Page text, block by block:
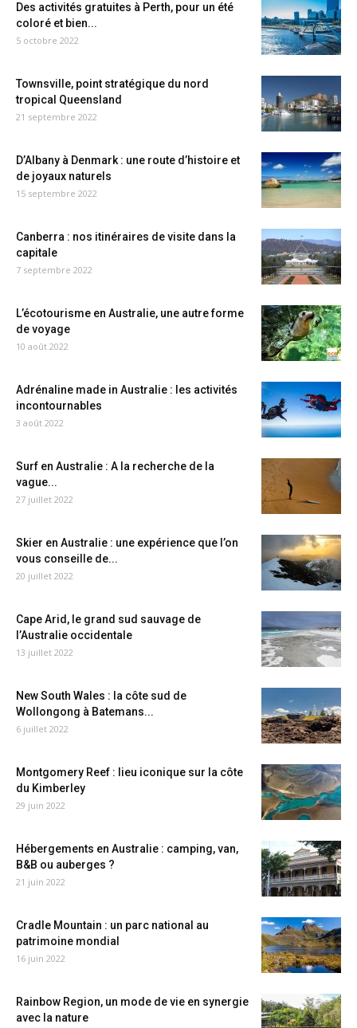
Des activités gratuites à Perth, pour un été
coloré et bien...
5 octobre 2022
Townsville, point stratégique du nord
tropical Queensland
21 septembre 2022
D’Albany à Denmark : une route d’histoire et
de joyaux naturels
15 septembre 2022
Canberra : nos itinéraires de visite dans la
capitale
7 septembre 2022
L’écotourisme en Australie, une autre forme
de voyage
10 août 2022
Adrénaline made in Australie : les activités
incontournables
3 août 2022
Surf en Australie : A la recherche de la
vague...
27 juillet 2022
Skier en Australie : une expérience que l’on
vous conseille de...
20 juillet 2022
Cape Arid, le grand sud sauvage de
l’Australie occidentale
13 juillet 2022
New South Wales : la côte sud de
Wollongong à Batemans...
6 juillet 2022
Montgomery Reef : lieu iconique sur la côte
du Kimberley
29 juin 2022
Hébergements en Australie : camping, van,
B&B ou auberges ?
21 juin 2022
Cradle Mountain : un parc national au
patrimoine mondial
16 juin 2022
Rainbow Region, un mode de vie en synergie
avec la nature